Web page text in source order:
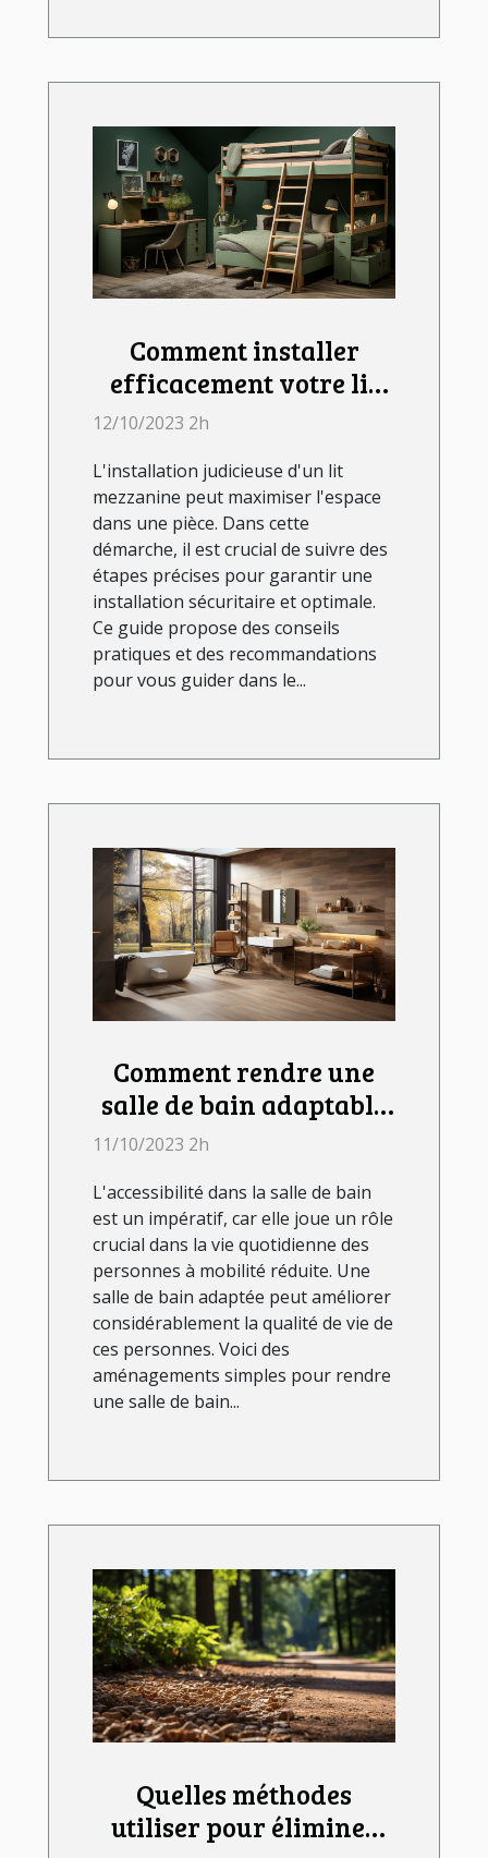
Comment installer
efficacement votre lit
mezzanine ?
12/10/2023 2h
L'installation judicieuse d'un lit
mezzanine peut maximiser l'espace
dans une pièce. Dans cette
démarche, il est crucial de suivre des
étapes précises pour garantir une
installation sécuritaire et optimale.
Ce guide propose des conseils
pratiques et des recommandations
pour vous guider dans le...
Comment rendre une
salle de bain adaptable
aux personnes à
11/10/2023 2h
L'accessibilité dans la salle de bain
est un impératif, car elle joue un rôle
crucial dans la vie quotidienne des
personnes à mobilité réduite. Une
salle de bain adaptée peut améliorer
considérablement la qualité de vie de
ces personnes. Voici des
aménagements simples pour rendre
une salle de bain...
Quelles méthodes
utiliser pour éliminer